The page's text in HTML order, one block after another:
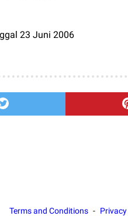
23 Juni 2006
Terms and Conditions